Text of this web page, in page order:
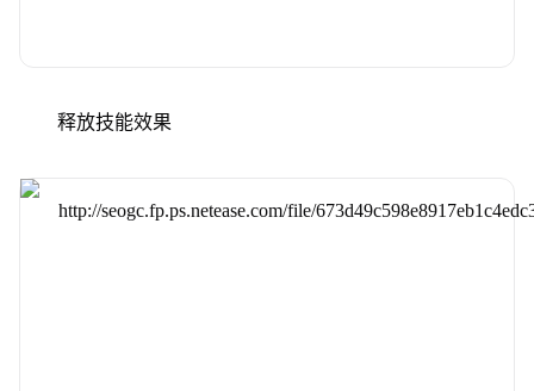
释放技能效果